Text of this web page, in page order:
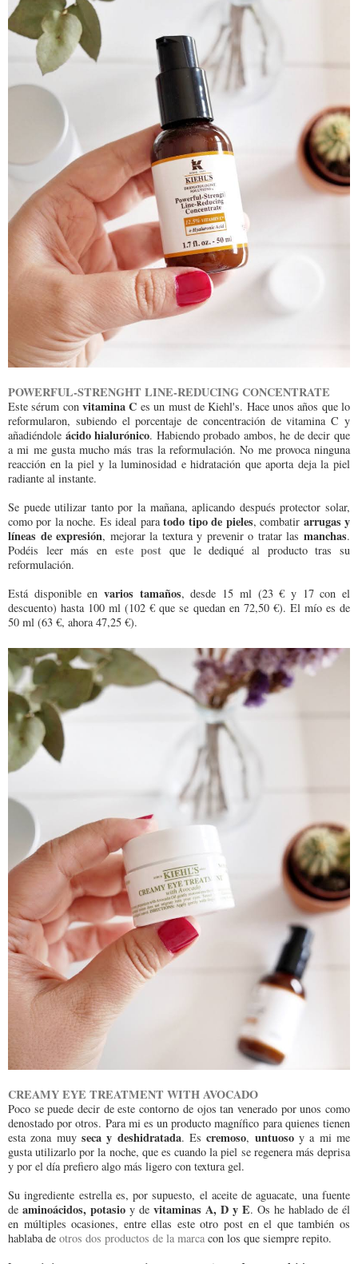
POWERFUL-STRENGHT LINE-REDUCING CONCENTRATE
Este sérum convitamina C es un must de Kiehl's. Hace unos años que lo
reformularon, subiendo el porcentaje de concentración de vitamina C y
añadiéndole ácido hialurónico. Habiendo probado ambos, he de decir que
a mi me gusta mucho más tras la reformulación. No me provoca ninguna
reacción en la piel y la luminosidad e hidratación que aporta deja la piel
radiante al instante.
Se puede utilizar tanto por la mañana, aplicando después protector solar,
como por la noche. Es ideal paratodo tipo de pieles, combatir arrugas y
líneas de expresión, mejorar la textura y prevenir o tratar lasmanchas.
Podéis leer más en este post que le dediqué al producto tras su
reformulación.
Está disponible envarios tamaños, desde 15 ml (23 € y 17 con el
descuento) hasta 100 ml (102 € que se quedan en 72,50 €). El mío es de
50 ml (63 €, ahora 47,25 €).
CREAMY EYE TREATMENT WITH AVOCADO
Poco se puede decir de este contorno de ojos tan venerado por unos como
denostado por otros. Para mi es un producto magnífico para quienes tienen
esta zona muy seca y deshidratada. Escremoso, untuosoy a mi me
gusta utilizarlo por la noche, que es cuando la piel se regenera más deprisa
y por el día prefiero algo más ligero con textura gel.
Su ingrediente estrella es, por supuesto, el aceite de aguacate, una fuente
de aminoácidos, potasio y de vitaminas A, D y E. Os he hablado de él
en múltiples ocasiones, entre ellas este otro post en el que también os
hablaba de otros dos productos de la marca con los que siempre repito.